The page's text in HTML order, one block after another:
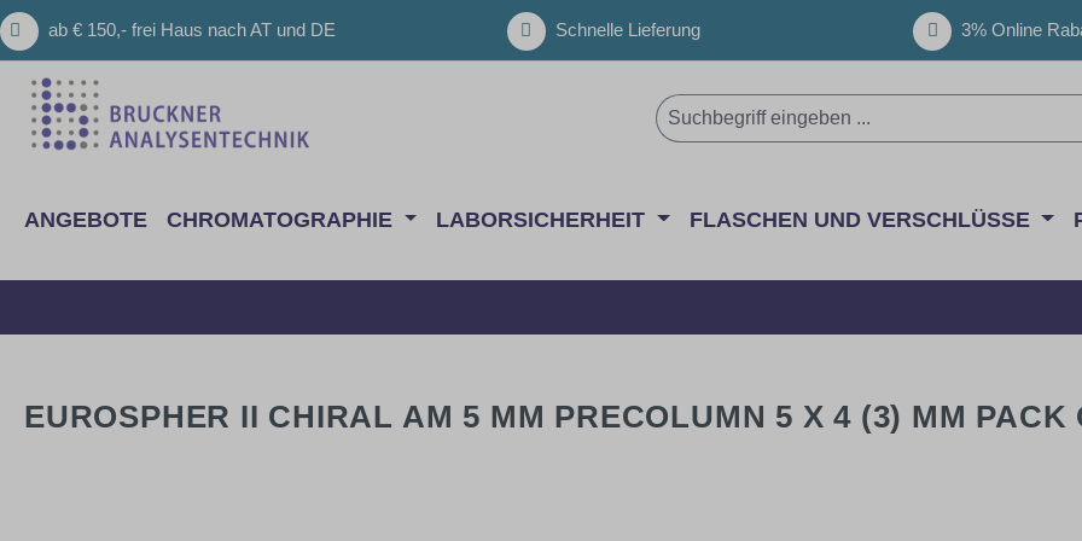
Hauptinhalt springen
Zur Suche springen
Zur Hauptnavigation springen
ab € 150,- frei Haus nach AT und DE Schnelle Lieferung 3% Online
ANGEBOTE CHROMATOGRAPHIE LABORSICHERHEIT FLASCHEN UND VERSCHLÜSSE
EUROSPHER II CHIRAL AM 5 ΜM PRECOLUMN 5 X 4 (3) MM PACK